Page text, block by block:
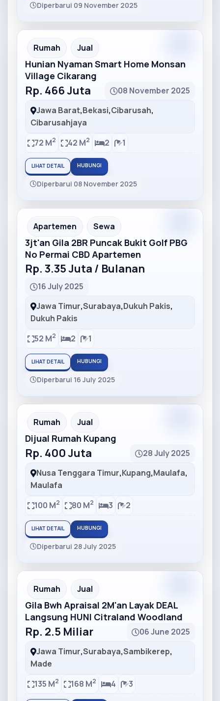
Diperbarui 09 November 2025
Partner Ad
Rumah Jual
Hunian Nyaman Smart Home Monsan
Village Cikarang
Rp. 466 Juta
08 November 2025
Jawa Barat,Bekasi,Cibarusah,
Cibarusahjaya
72 M2 42 M2 2 1
LIHAT DETAIL HUBUNGI
Diperbarui 08 November 2025
Partner Ad
Apartemen Sewa
3jt'an Gila 2BR Puncak Bukit Golf PBG
No Permai CBD Apartemen
Rp. 3.35 Juta / Bulanan
16 July 2025
Jawa Timur,Surabaya,Dukuh Pakis,
Dukuh Pakis
52 M2 2 1
LIHAT DETAIL HUBUNGI
Diperbarui 16 July 2025
Partner Ad
Rumah Jual
Dijual Rumah Kupang
Rp. 400 Juta
28 July 2025
Nusa Tenggara Timur,Kupang,Maulafa,
Maulafa
100 M2 80 M2 3 2
LIHAT DETAIL HUBUNGI
Diperbarui 28 July 2025
Partner Ad
Rumah Jual
Gila Bwh Apraisal 2M'an Layak DEAL
Langsung HUNI Citraland Woodland
Rp. 2.5 Miliar
06 June 2025
Jawa Timur,Surabaya,Sambikerep,
Made
135 M2 168 M2 4 3